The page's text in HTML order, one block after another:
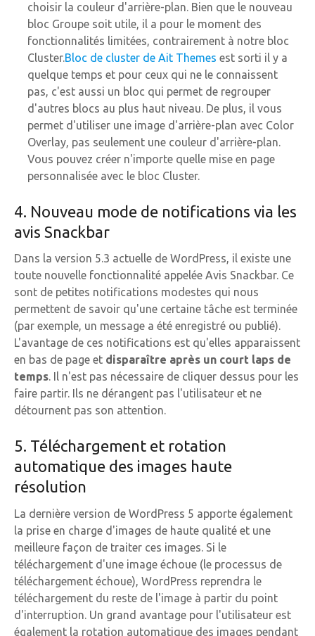
choisir la couleur d'arrière-plan. Bien que le nouveau
bloc Groupe soit utile, il a pour le moment des
fonctionnalités limitées, contrairement à notre bloc
Cluster.Bloc de cluster de Ait Themes est sorti il y a
quelque temps et pour ceux qui ne le connaissent
pas, c'est aussi un bloc qui permet de regrouper
d'autres blocs au plus haut niveau. De plus, il vous
permet d'utiliser une image d'arrière-plan avec Color
Overlay, pas seulement une couleur d'arrière-plan.
Vous pouvez créer n'importe quelle mise en page
personnalisée avec le bloc Cluster.
4. Nouveau mode de notifications via les
avis Snackbar
Dans la version 5.3 actuelle de WordPress, il existe une
toute nouvelle fonctionnalité appelée Avis Snackbar. Ce
sont de petites notifications modestes qui nous
permettent de savoir qu'une certaine tâche est terminée
(par exemple, un message a été enregistré ou publié).
L'avantage de ces notifications est qu'elles apparaissent
en bas de page et disparaître après un court laps de
temps. Il n'est pas nécessaire de cliquer dessus pour les
faire partir. Ils ne dérangent pas l'utilisateur et ne
détournent pas son attention.
5. Téléchargement et rotation
automatique des images haute
résolution
La dernière version de WordPress 5 apporte également
la prise en charge d'images de haute qualité et une
meilleure façon de traiter ces images. Si le
téléchargement d'une image échoue (le processus de
téléchargement échoue), WordPress reprendra le
téléchargement du reste de l'image à partir du point
d'interruption. Un grand avantage pour l'utilisateur est
également la rotation automatique des images pendant